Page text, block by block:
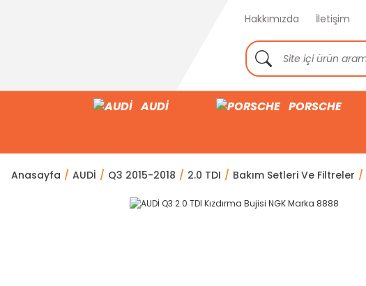
Hakkımızda İletişim
AUDİ PORSCHE
Anasayfa AUDİ Q3 2015-2018 2.0 TDI Bakım Setleri Ve Filtreler